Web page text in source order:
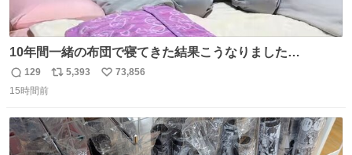
10年間一緒の布団で寝てきた結果こうなりました…
返
信
129
リ
ト
数
5,393
い
数
73,856
15時間前